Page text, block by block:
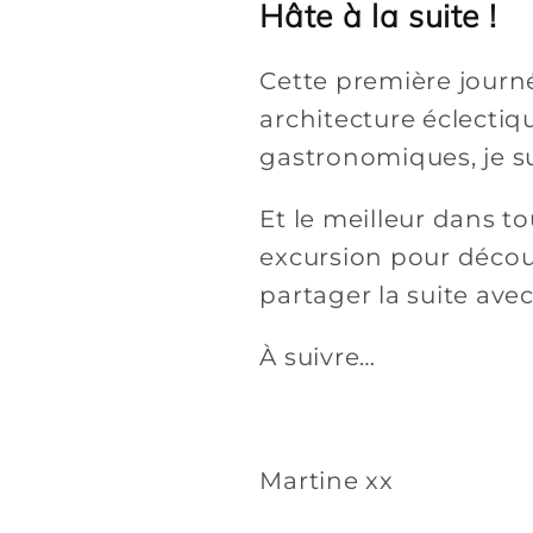
Hâte à la suite !
Cette première
architecture
gastronomiques, je
Et le meilleur dans
excursion pour
partager la suite
À suivre…
Martine xx